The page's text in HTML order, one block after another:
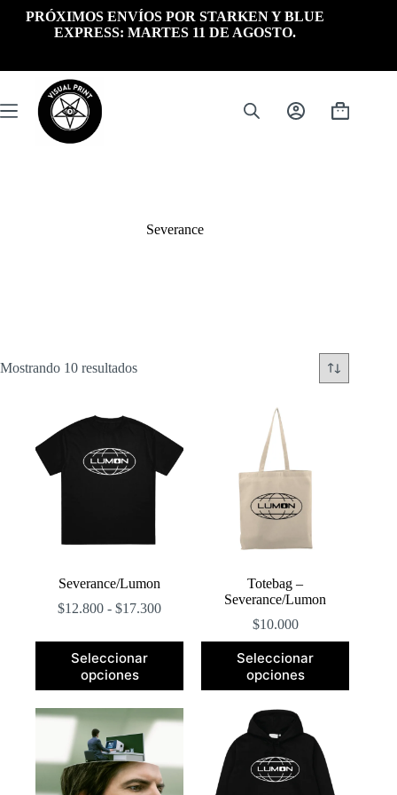
PRÓXIMOS ENVÍOS POR STARKEN Y BLUE
EXPRESS: MARTES 11 DE AGOSTO.
Carrito
Severance
Mostrando 10 resultadosOrdenado
Severance/Lumon
$12.800 - $17.300Rango
precios:
hasta
Seleccionar
opciones
producto
tiene
variantes.
opciones
se
pueden
Totebag –
Severance/Lumon
$10.000
Seleccionar
opciones
producto
tiene
variantes.
opciones
se
pueden